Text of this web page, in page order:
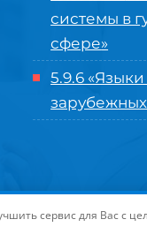
системы в
сфере»
5.9.6
зарубежных
«МИР»| Иконки
сервис для Вас с